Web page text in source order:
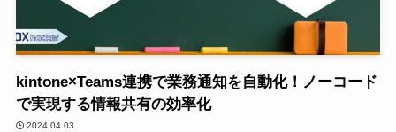
kintone×Teams連携で業務通知を自動化！ノーコード
で実現する情報共有の効率化
2024.04.03